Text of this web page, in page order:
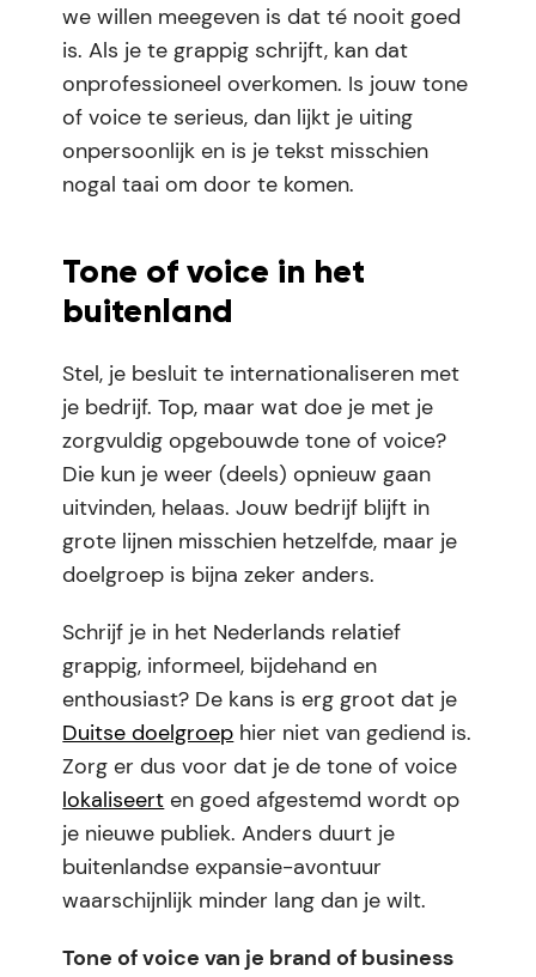
we willen meegeven is dat té nooit goed
is. Als je te grappig schrijft, kan dat
onprofessioneel overkomen. Is jouw tone
of voice te serieus, dan lijkt je uiting
onpersoonlijk en is je tekst misschien
nogal taai om door te komen.
Tone of voice in het
buitenland
Stel, je besluit te internationaliseren met
je bedrijf. Top, maar wat doe je met je
zorgvuldig opgebouwde tone of voice?
Die kun je weer (deels) opnieuw gaan
uitvinden, helaas. Jouw bedrijf blijft in
grote lijnen misschien hetzelfde, maar je
doelgroep is bijna zeker anders.
Schrijf je in het Nederlands relatief
grappig, informeel, bijdehand en
enthousiast? De kans is erg groot dat je
Duitse doelgroep hier niet van gediend is.
Zorg er dus voor dat jede tone of voice
lokaliseert en goed afgestemd wordt op
je nieuwe publiek. Anders duurt je
buitenlandse expansie-avontuur
waarschijnlijk minder lang dan je wilt.
Tone of voice van je brand of business